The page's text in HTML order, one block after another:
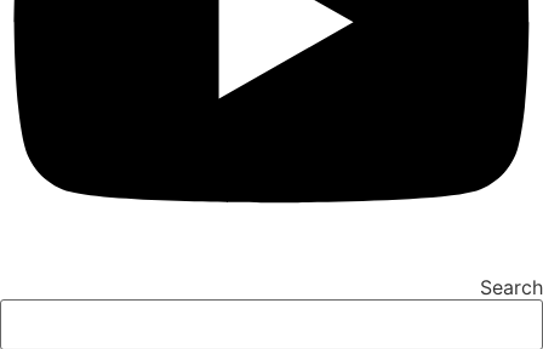
Search